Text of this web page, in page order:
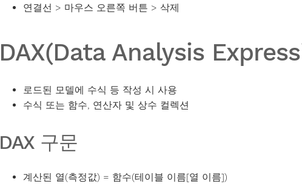
연결선 > 마우스 오른쪽 버튼 > 삭제
DAX(Data Analysis
로드된 모델에 수식 등 작성 시 사용
수식 또는 함수, 연산자 및 상수 컬렉션
DAX 구문
계산된 열(측정값) = 함수(테이블 이름[열 이름])